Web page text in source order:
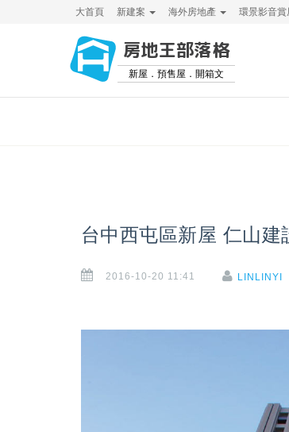
大首頁 新建案 海外房地產 環景影音賞
房地王部落格
新屋．預售屋．開箱文
台中西屯區新屋 仁山
2016-10-20 11:41 LINLINYI